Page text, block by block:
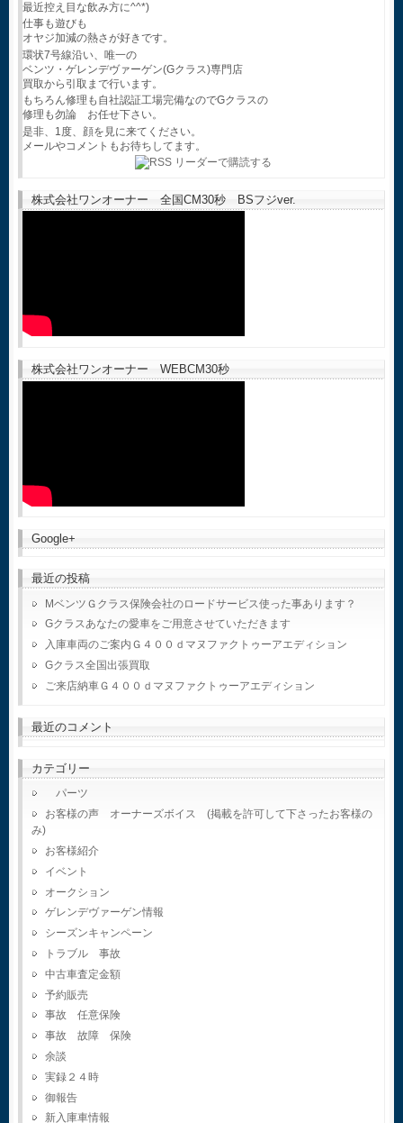
最近控え目な飲み方に^^*)
仕事も遊びも
オヤジ加減の熱さが好きです。
環状7号線沿い、唯一の
ベンツ・ゲレンデヴァーゲン(Gクラス)専門店
買取から引取まで行います。
もちろん修理も自社認証工場完備なのでGクラスの
修理も勿論 お任せ下さい。
是非、1度、顔を見に来てください。
メールやコメントもお待ちしてます。
株式会社ワンオーナー 全国CM30秒 BSフジver.
株式会社ワンオーナー WEBCM30秒
Google+
最近の投稿
MベンツＧクラス保険会社のロードサービス使った事あります？
Gクラスあなたの愛車をご用意させていただきます
入庫車両のご案内Ｇ４００ｄマヌファクトゥーアエディション
Gクラス全国出張買取
ご来店納車Ｇ４００ｄマヌファクトゥーアエディション
最近のコメント
カテゴリー
パーツ
お客様の声 オーナーズボイス (掲載を許可して下さったお客様の
み)
お客様紹介
イベント
オークション
ゲレンデヴァーゲン情報
シーズンキャンペーン
トラブル 事故
中古車査定金額
予約販売
事故 任意保険
事故 故障 保険
余談
実録２４時
御報告
新入庫車情報